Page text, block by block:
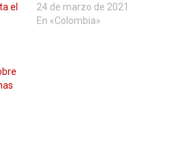
el
24 de marzo de 2021
En «Colombia»